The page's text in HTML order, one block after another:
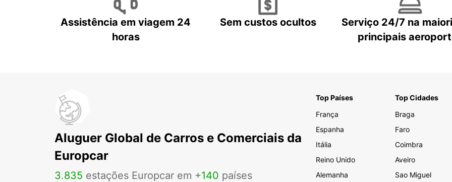
Assistência em viagem 24
horas
Sem custos ocultos
Serviço 24/7 na
principais
Aluguer Global de Carros e Comerciais da
Europcar
3.835 estações Europcar em +140 países
Top Países
França
Espanha
Itália
Reino Unido
Alemanha
Top Cidades
Braga
Faro
Coimbra
Aveiro
Sao Miguel